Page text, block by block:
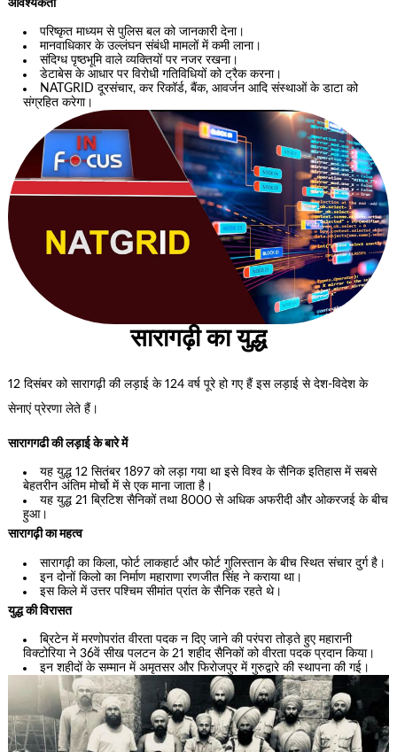
आवश्यकता
परिष्कृत माध्यम से पुलिस बल को जानकारी देना।
मानवाधिकार के उल्लंघन संबंधी मामलों में कमी लाना।
संदिग्ध पृष्ठभूमि वाले व्यक्तियों पर नजर रखना।
डेटाबेस के आधार पर विरोधी गतिविधियों को ट्रैक करना।
NATGRID दूरसंचार, कर रिकॉर्ड, बैंक, आवर्जन आदि संस्थाओं के डाटा को
संग्रहित करेगा।
सारागढ़ी का युद्ध
12 दिसंबर को सारागढ़ी की लड़ाई के 124 वर्ष पूरे हो गए हैं इस लड़ाई से देश-विदेश के
सेनाएं प्रेरणा लेते हैं।
सारागगढी की लड़ाई के बारे में
यह युद्ध 12 सितंबर 1897 को लड़ा गया था इसे विश्व के सैनिक इतिहास में सबसे
बेहतरीन अंतिम मोर्चो में से एक माना जाता है।
यह युद्ध 21 ब्रिटिश सैनिकों तथा 8000 से अधिक अफरीदी और ओकरजई के बीच
हुआ।
सारागढ़ी का महत्व
सारागढ़ी का किला, फोर्ट लाकहार्ट और फोर्ट गुलिस्तान के बीच स्थित संचार दुर्ग है।
इन दोनों किलो का निर्माण महाराणा रणजीत सिंह ने कराया था।
इस किले में उत्तर पश्चिम सीमांत प्रांत के सैनिक रहते थे।
युद्ध की विरासत
ब्रिटेन में मरणोपरांत वीरता पदक न दिए जाने की परंपरा तोड़ते हुए महारानी
विक्टोरिया ने 36वें सीख पलटन के 21 शहीद सैनिकों को वीरता पदक प्रदान किया।
इन शहीदों के सम्मान में अमृतसर और फिरोजपुर में गुरुद्वारे की स्थापना की गई।